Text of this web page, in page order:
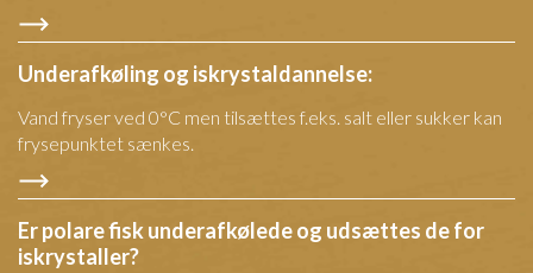
Underafkøling og iskrystaldannelse:
Vand fryser ved 0°C men tilsættes f.eks. salt eller sukker kan
frysepunktet sænkes.
Er polare fisk underafkølede og udsættes de for
iskrystaller?